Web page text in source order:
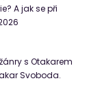
A jak se při
s Otakarem
Svoboda.